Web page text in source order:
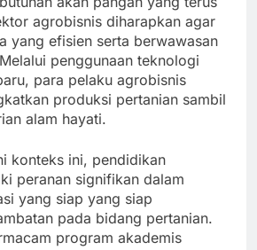
agrobisnis diharapkan agar
yang efisien serta berwawasan
penggunaan teknologi
para pelaku agrobisnis
produksi pertanian sambil
alam hayati.
konteks ini, pendidikan
peranan signifikan dalam
yang siap yang siap
pada bidang pertanian.
program akademis